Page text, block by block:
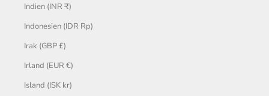
Indien (INR ₹)
Indonesien (IDR Rp)
Irak (GBP £)
Irland (EUR €)
Island (ISK kr)